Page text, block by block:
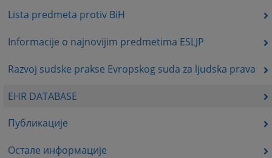
Lista predmeta protiv BiH
Informacije o najnovijim predmetima ESLJP
Razvoj sudske prakse Evropskog suda za ljudska prava
EHR DATABASE
Публикације
Остале информације